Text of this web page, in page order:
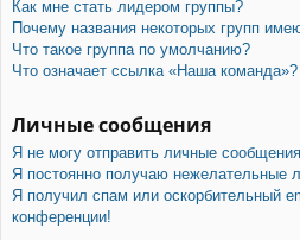
Как мне стать лидером группы?
Почему названия некоторых групп
Что такое группа по умолчанию?
Что означает ссылка «Наша команда»?
Личные сообщения
Я не могу отправить личные
Я постоянно получаю нежелательные
Я получил спам или оскорбительный
конференции!